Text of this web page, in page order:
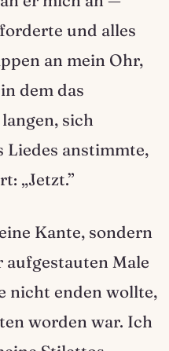
und alles
an mein Ohr,
dem das
sich
Liedes anstimmte,
„Jetzt.”
Kante, sondern
aufgestauten Male
nicht enden wollte,
worden war. Ich